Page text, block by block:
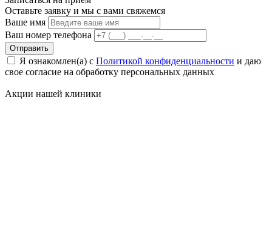
Оставьте заявку и мы с вами свяжемся
Ваше имя
Ваш номер телефона
Отправить
Я ознакомлен(а) с Политикой конфиденциальности и даю
свое cогласие на обработку персональных данных
Акции нашей клиники